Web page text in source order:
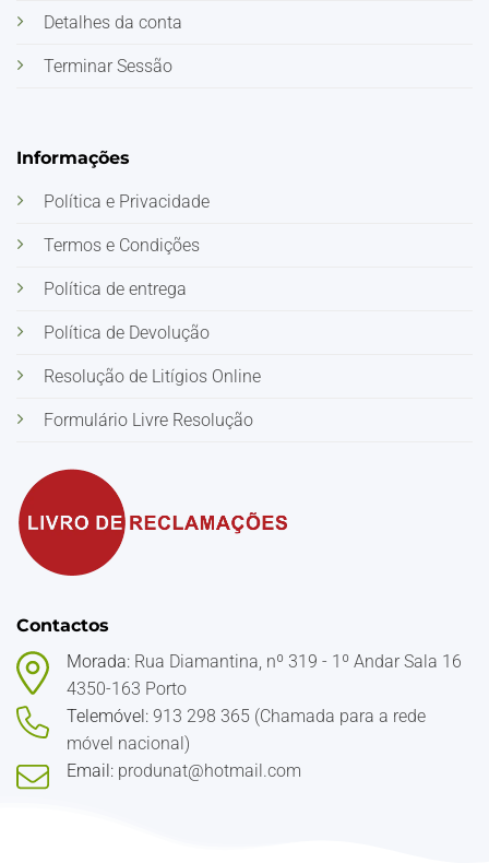
Detalhes da conta
Terminar Sessão
Informações
Política e Privacidade
Termos e Condições
Política de entrega
Política de Devolução
Resolução de Litígios Online
Formulário Livre Resolução
Contactos
Morada: Rua Diamantina, nº 319 - 1º Andar Sala 16
4350-163 Porto
Telemóvel: 913 298 365 (Chamada para a rede
móvel nacional)
Email: produnat@hotmail.com